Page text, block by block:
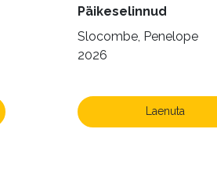
Päikeselinnud
Slocombe, Penelope
2026
Laenuta